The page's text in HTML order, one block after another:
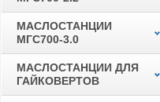
МАСЛОСТАНЦИИ
МГС700-3.0
МАСЛОСТАНЦИИ ДЛЯ
ГАЙКОВЕРТОВ